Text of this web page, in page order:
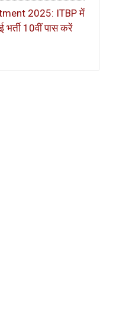
2025: ITBP में
10वीं पास करें